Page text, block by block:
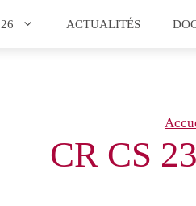
ACTUALITÉS
CR CS